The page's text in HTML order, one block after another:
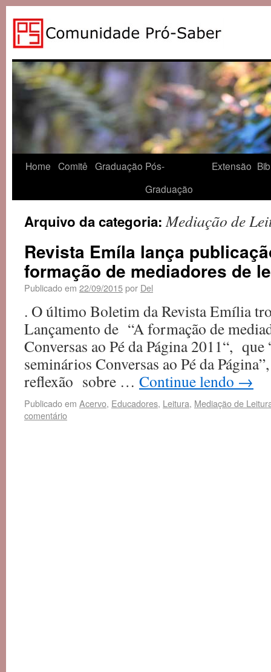
Home Comitê Graduação Pós-
Graduação
Extensão
Arquivo da categoria:Mediação de
Revista Emíla lança
formação de mediadores de
Publicado em 22/09/2015por Del
. O último Boletim da Revista Emília
Lançamento de “A formação de
Conversas ao Pé da Página 2011“, que
seminários Conversas ao Pé da
reflexão sobre … Continue lendo →
Publicado em Acervo, Educadores, Leitura, Mediação de
comentário